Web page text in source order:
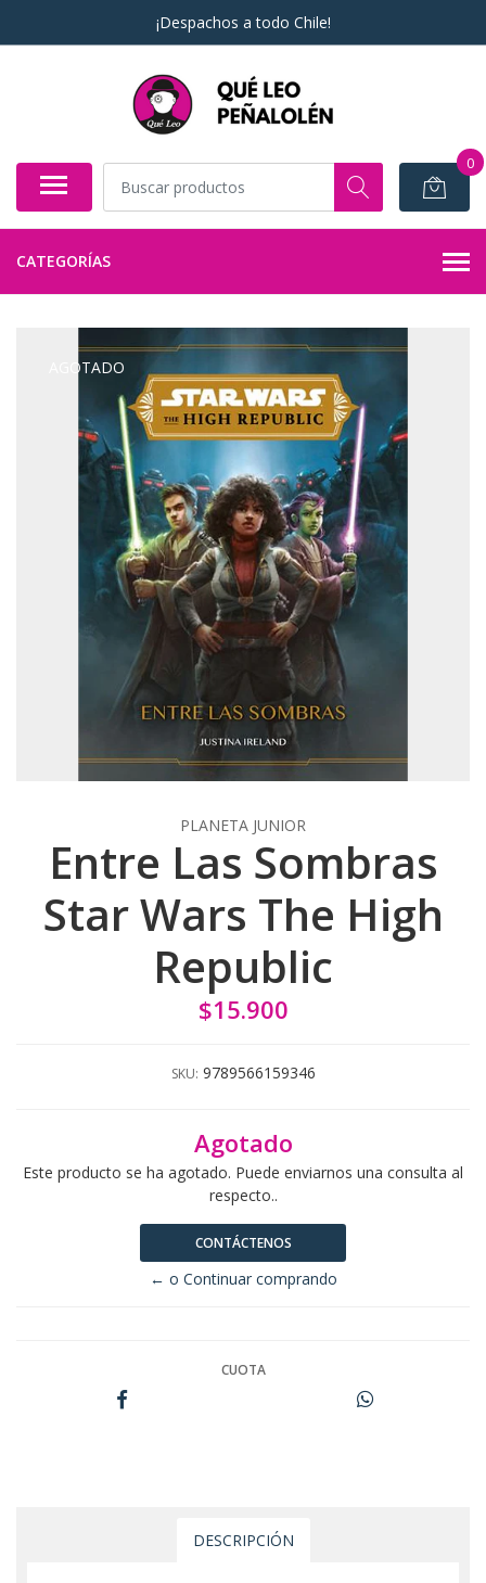
¡Despachos a todo Chile!
0
CATEGORÍAS
AGOTADO
PLANETA JUNIOR
Entre Las Sombras
Star Wars The High
Republic
$15.900
SKU: 9789566159346
Agotado
Este producto se ha agotado. Puede enviarnos una consulta al
respecto..
CONTÁCTENOS
← o Continuar comprando
CUOTA
DESCRIPCIÓN